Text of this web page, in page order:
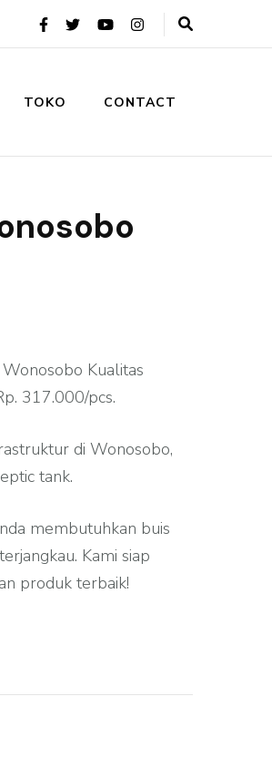
TOKO CONTACT
Kualitas
317.000/pcs.
di Wonosobo,
tank.
membutuhkan buis
Kami siap
produk terbaik!